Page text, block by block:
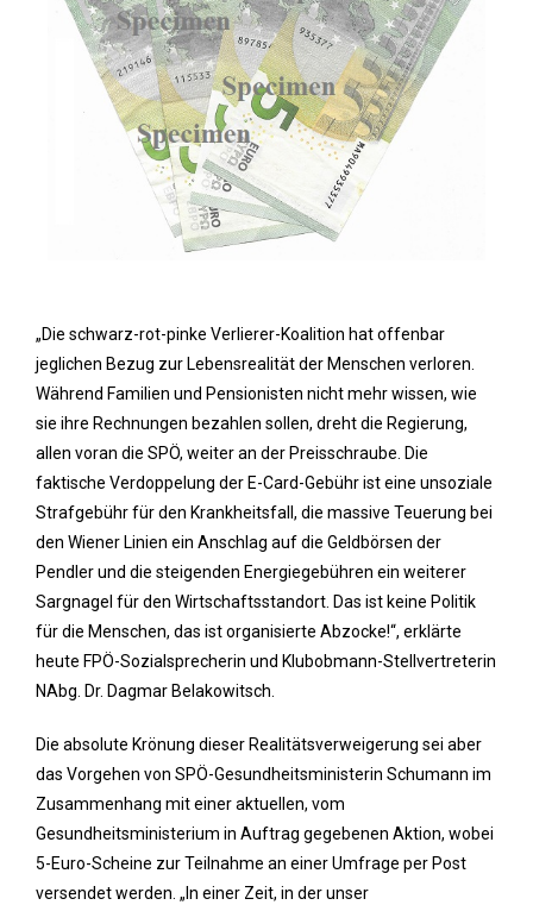
„Die schwarz-rot-pinke Verlierer-Koalition hat offenbar
jeglichen Bezug zur Lebensrealität der Menschen verloren.
Während Familien und Pensionisten nicht mehr wissen, wie
sie ihre Rechnungen bezahlen sollen, dreht die Regierung,
allen voran die SPÖ, weiter an der Preisschraube. Die
faktische Verdoppelung der E-Card-Gebühr ist eine unsoziale
Strafgebühr für den Krankheitsfall, die massive Teuerung bei
den Wiener Linien ein Anschlag auf die Geldbörsen der
Pendler und die steigenden Energiegebühren ein weiterer
Sargnagel für den Wirtschaftsstandort. Das ist keine Politik
für die Menschen, das ist organisierte Abzocke!“, erklärte
heute FPÖ-Sozialsprecherin und Klubobmann-Stellvertreterin
NAbg. Dr. Dagmar Belakowitsch.
Die absolute Krönung dieser Realitätsverweigerung sei aber
das Vorgehen von SPÖ-Gesundheitsministerin Schumann im
Zusammenhang mit einer aktuellen, vom
Gesundheitsministerium in Auftrag gegebenen Aktion, wobei
5-Euro-Scheine zur Teilnahme an einer Umfrage per Post
versendet werden. „In einer Zeit, in der unser